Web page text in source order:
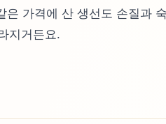
은 가격에 산 생선도 손질과
지거든요.